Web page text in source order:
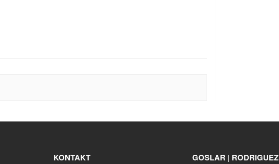
KONTAKT GOSLAR | RODRIGUEZ